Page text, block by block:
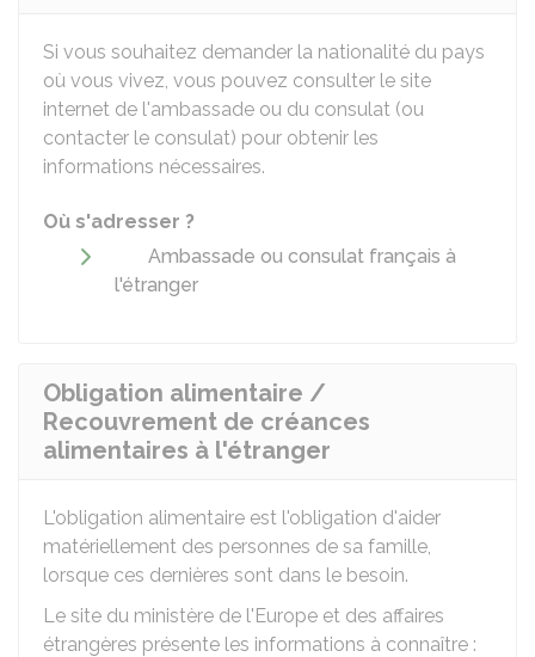
Si vous souhaitez demander la nationalité du pays
où vous vivez, vous pouvez consulter le site
internet de l'ambassade ou du consulat (ou
contacter le consulat) pour obtenir les
informations nécessaires.
Où s'adresser ?
Ambassade ou consulat français à
l'étranger
Obligation alimentaire /
Recouvrement de créances
alimentaires à l'étranger
L'obligation alimentaire est l'obligation d'aider
matériellement des personnes de sa famille,
lorsque ces dernières sont dans le besoin.
Le site du ministère de l'Europe et des affaires
étrangères présente les informations à connaître :